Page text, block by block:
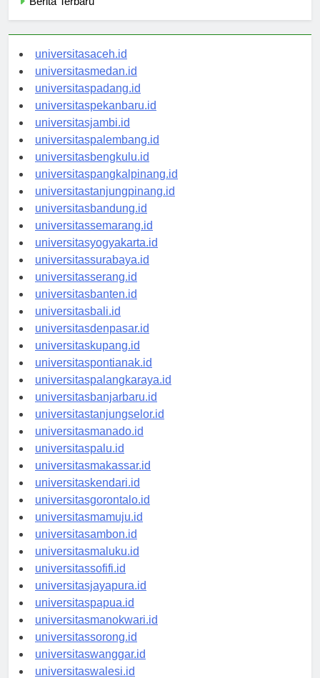
universitasaceh.id
universitasmedan.id
universitaspadang.id
universitaspekanbaru.id
universitasjambi.id
universitaspalembang.id
universitasbengkulu.id
universitaspangkalpinang.id
universitastanjungpinang.id
universitasbandung.id
universitassemarang.id
universitasyogyakarta.id
universitassurabaya.id
universitasserang.id
universitasbanten.id
universitasbali.id
universitasdenpasar.id
universitaskupang.id
universitaspontianak.id
universitaspalangkaraya.id
universitasbanjarbaru.id
universitastanjungselor.id
universitasmanado.id
universitaspalu.id
universitasmakassar.id
universitaskendari.id
universitasgorontalo.id
universitasmamuju.id
universitasambon.id
universitasmaluku.id
universitassofifi.id
universitasjayapura.id
universitaspapua.id
universitasmanokwari.id
universitassorong.id
universitaswanggar.id